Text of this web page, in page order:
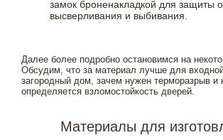
замок броненакладкой для защиты
высверливания и выбивания.
Далее более подробно остановимся на
Обсудим, что за материал лучше для
загородный дом, зачем нужен терморазрыв и
определяется взломостойкость дверей.
Материалы для